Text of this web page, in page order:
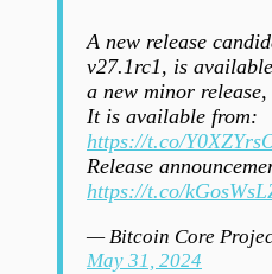
A new release
v27.1rc1, is
a new minor
It is available from:
https://t.co/
Release
https://t.co/
— Bitcoin Core
May 31, 2024